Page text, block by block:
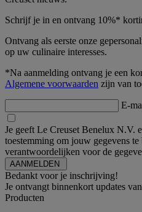
Schrijf je in en ontvang 10%*
Ontvang als eerste onze
op uw culinaire interesses.
*Na aanmelding ontvang je een
Algemene voorwaarden zijn van
E-
Je geeft Le Creuset Benelux N.V.
toestemming om jouw gegevens
verantwoordelijken voor de
Bedankt voor je inschrijving!
Je ontvangt binnenkort updates
Producten